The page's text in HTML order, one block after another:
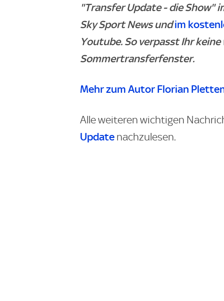
"Transfer Update - die Show"
Sky Sport News undim
Youtube. So verpasst Ihr
Sommertransferfenster.
Mehr zum Autor Florian
Alle weiteren wichtigen
Update nachzulesen.